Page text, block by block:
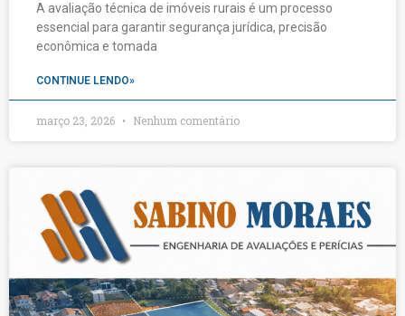
A avaliação técnica de imóveis rurais é um processo
essencial para garantir segurança jurídica, precisão
econômica e tomada
CONTINUE LENDO»
março 23, 2026 Nenhum comentário